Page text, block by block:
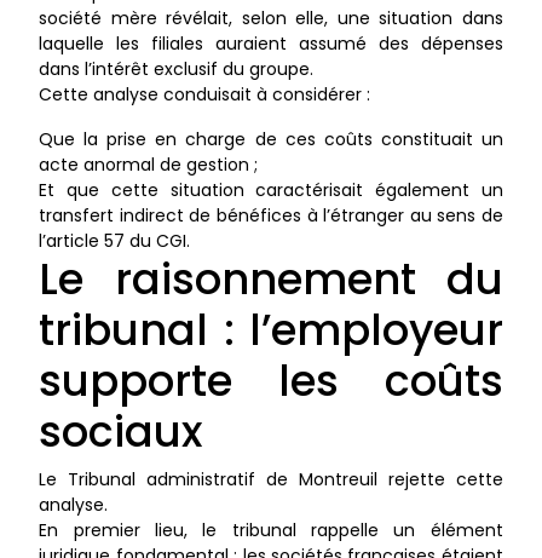
société mère révélait, selon elle, une situation dans
laquelle les filiales auraient assumé des dépenses
dans l’intérêt exclusif du groupe.
Cette analyse conduisait à considérer :
Que la prise en charge de ces coûts constituait un
acte anormal de gestion ;
Et que cette situation caractérisait également un
transfert indirect de bénéfices à l’étranger au sens de
l’article 57 du CGI.
Le raisonnement du
tribunal : l’employeur
supporte les coûts
sociaux
Le Tribunal administratif de Montreuil rejette cette
analyse.
En premier lieu, le tribunal rappelle un élément